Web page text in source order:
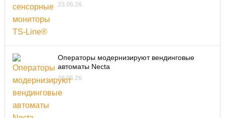
23.06.26
Операторы модернизируют вендинговые
автоматы Necta
29.05.26